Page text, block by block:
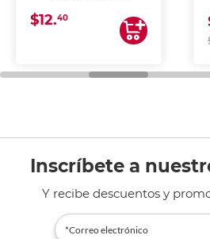
$12.40
Inscríbete a
Y recibe descuentos y